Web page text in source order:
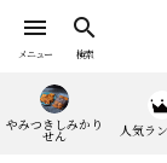
menu
メニュー
search
検索
やみつきしみかり
せん 人気ラ